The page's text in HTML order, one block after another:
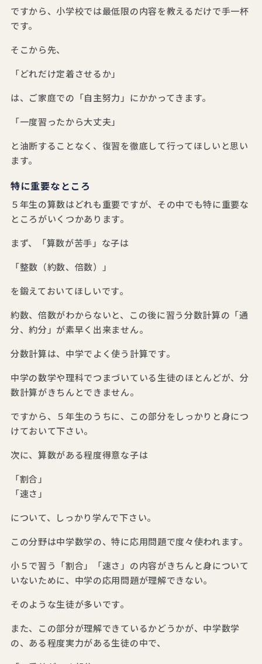
ですから、小学校では最低限の内容を教えるだけで手一杯
です。
そこから先、
「どれだけ定着させるか」
は、ご家庭での「自主努力」にかかってきます。
「一度習ったから大丈夫」
と油断することなく、復習を徹底して行ってほしいと思い
ます。
特に重要なところ
５年生の算数はどれも重要ですが、その中でも特に重要な
ところがいくつかあります。
まず、「算数が苦手」な子は
「整数（約数、倍数）」
を鍛えておいてほしいです。
約数、倍数がわからないと、この後に習う分数計算の「通
分、約分」が素早く出来ません。
分数計算は、中学でよく使う計算です。
中学の数学や理科でつまづいている生徒のほとんどが、分
数計算がきちんとできません。
ですから、５年生のうちに、この部分をしっかりと身につ
けておいて下さい。
次に、算数がある程度得意な子は
「割合」
「速さ」
について、しっかり学んで下さい。
この分野は中学数学の、特に応用問題で度々使われます。
小５で習う「割合」「速さ」の内容がきちんと身について
いないために、中学の応用問題が理解できない。
そのような生徒が多いです。
また、この部分が理解できているかどうかが、中学数学
の、ある程度実力がある生徒の中で、